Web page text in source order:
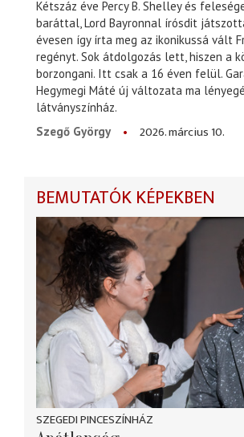
Kétszáz éve Percy B. Shelley és
baráttal, Lord Bayronnal írósdit
évesen így írta meg az ikonikussá vált
regényt. Sok átdolgozás lett, hiszen a
borzongani. Itt csak a 16 éven felül.
Hegymegi Máté új változata ma
látványszínház.
Szegő György
2026. március 10.
BEMUTATÓK KÉPEKBEN
SZEGEDI PINCESZÍNHÁZ